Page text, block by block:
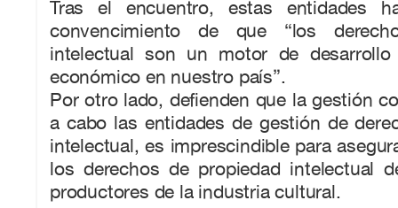
Tras el encuentro, estas entidades
convencimiento de que “los
intelectual son un motor de
económico en nuestro país”.
Por otro lado, defienden que la gestión
a cabo las entidades de gestión de
intelectual, es imprescindible para
los derechos de propiedad intelectual
productores de la industria cultural.